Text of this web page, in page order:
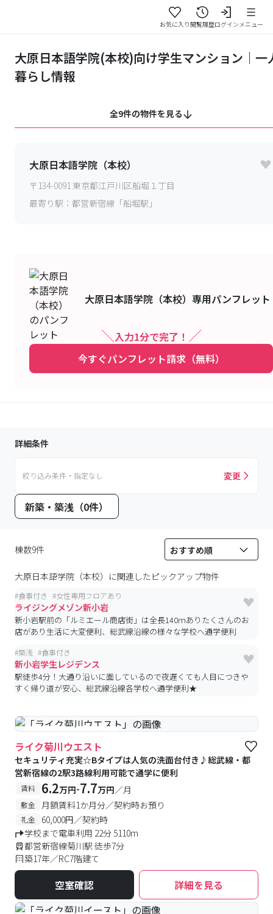
お気に入り閲覧履歴ログインメニュー
大原日本語学院(本校)向け学生マンション｜一
暮らし情報
全9件の物件を見る
大原日本語学院（本校）
〒 134-0091東京都江戸川区船堀１丁目
最寄り駅： 都営新宿線「船堀駅」
大原日本語学院（本校） 専用パンフレット
入力1分で完了！
今すぐパンフレット請求（無料）
詳細条件
絞り込み条件・指定なし 変更
新築・築浅（0件）
棟数9件
大原日本語学院（本校） に関連したピックアップ物件
#食事付き #女性専用フロアあり
ライジングメゾン新小岩
新小岩駅前の「ルミエール商店街」は全長140ｍありたくさんのお
店があり生活に大変便利、総武線沿線の様々な学校へ通学便利
#築浅 #食事付き
新小岩学生レジデンス
駅徒歩4分！大通り沿いに面しているので夜遅くても人目につきや
すく帰り道が安心、総武線沿線各学校へ通学便利★
#予約受付中 #空室待ち
ライク菊川ウエスト
セキュリティ充実☆Bタイプは人気の洗面台付き♪総武線・都
営新宿線の2駅3路線利用可能で通学に便利
賃料 6.2万円-7.7万円／月
敷金 月額賃料1か月分／契約時お預り
礼金
60,000円／契約時
学校まで電車利用 22分 5110m
都営新宿線菊川駅 徒歩7分
築17年／RC7階建て
空室確認 詳細を見る